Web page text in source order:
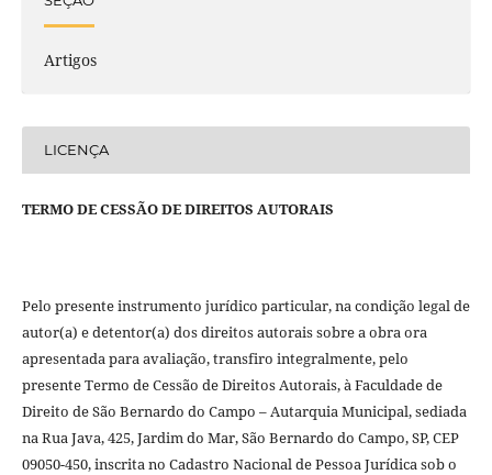
Artigos
LICENÇA
TERMO DE CESSÃO DE DIREITOS AUTORAIS
Pelo presente instrumento jurídico particular, na condição legal de
autor(a) e detentor(a) dos direitos autorais sobre a obra ora
apresentada para avaliação, transfiro integralmente, pelo
presente Termo de Cessão de Direitos Autorais, à Faculdade de
Direito de São Bernardo do Campo – Autarquia Municipal, sediada
na Rua Java, 425, Jardim do Mar, São Bernardo do Campo, SP, CEP
09050-450, inscrita no Cadastro Nacional de Pessoa Jurídica sob o